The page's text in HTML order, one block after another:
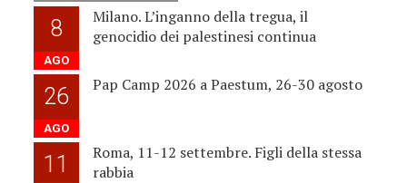
8
AGO
Milano. L’inganno della tregua, il
genocidio dei palestinesi continua
26
AGO
Pap Camp 2026 a Paestum, 26-30 agosto
11
Roma, 11-12 settembre. Figli della stessa
rabbia